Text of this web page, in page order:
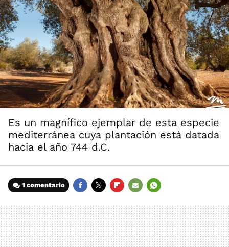
Es un magnífico ejemplar de esta especie
mediterránea cuya plantación está datada
hacia el año 744 d.C.
1 comentario
MAIL